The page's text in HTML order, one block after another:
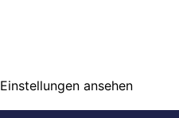
Einstellungen ansehen